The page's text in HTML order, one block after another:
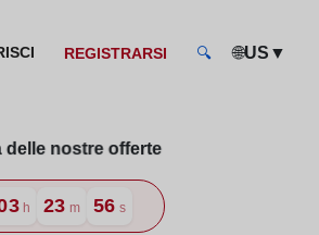
REGISTRARSI 🔍 🌐US ▼
nostre offerte
h 23 m 54 s